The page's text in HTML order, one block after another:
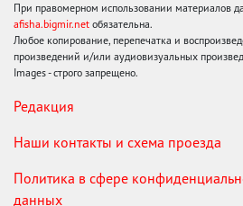
При правомерном использовании материалов
afisha.bigmir.net обязательна.
Любое копирование, перепечатка и
произведений и/или аудиовизуальных
Images - строго запрещено.
Редакция
Наши контакты и схема проезда
Политика в сфере
данных